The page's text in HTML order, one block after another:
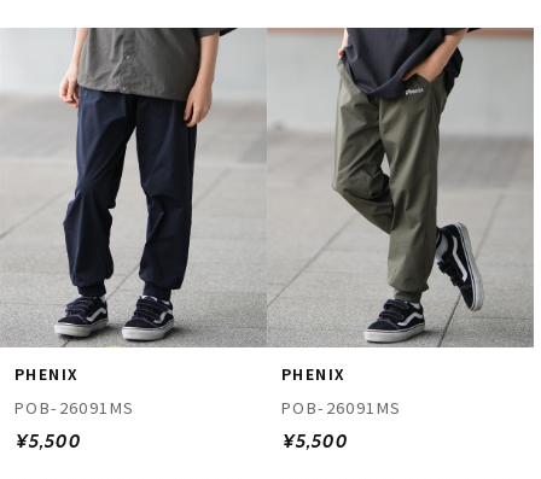
特集一覧
RIDE LIFE MAGAZINE一
スタッフスナップ
中古/アウトレット サー
中古/アウトレット スノ
会員ランク
店頭受取サービス
ギフトラッピング
アフターサポート
下取り保証について
よくある質問
店舗一覧
お問い合わせ
PHENIX
POB-26091MS
¥5,500
PHENIX
POB-26091MS
¥5,500